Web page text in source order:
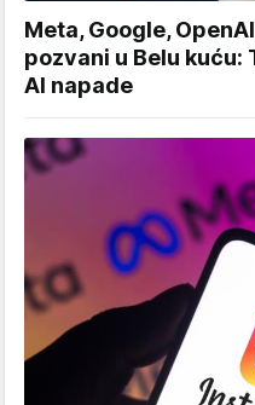
Meta, Google,
pozvani u Belu
AI napade